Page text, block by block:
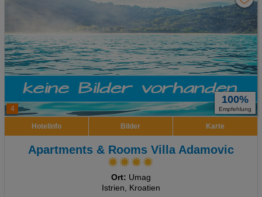
4
100%
Empfehlung
Hotelinfo Bilder Karte
Apartments & Rooms Villa Adamovic
Ort: Umag
Istrien, Kroatien